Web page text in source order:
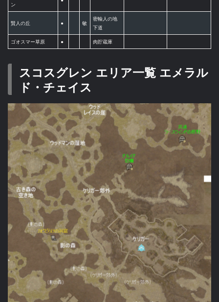
ン
賢人の丘 ● 敏
密輸人の地
下道
ゴオスマー草原
● 肉貯蔵庫
スコスグレン エリア一覧 エメラル
ド・チェイス